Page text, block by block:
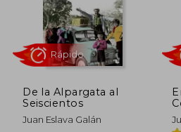
De la Alpargata al
Seiscientos
Juan Eslava Galán